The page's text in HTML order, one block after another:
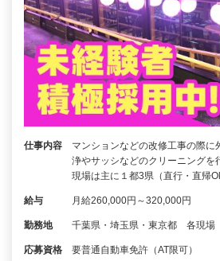
仕事内容
マンションなどの改修工事の際に
浄やサッシなどのクリーニングを
現場は主に１都3県（直行・直帰
給与 月給260,000円～320,000円
勤務地 千葉県・埼玉県・東京都 各現場
応募資格 要普通自動車免許（AT限可）